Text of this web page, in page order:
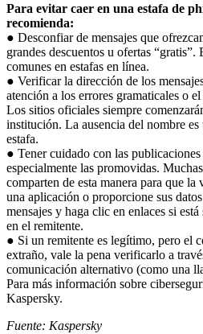
Para evitar caer en una estafa de
recomienda:
● Desconfiar de mensajes que
grandes descuentos u ofertas “gratis”.
comunes en estafas en línea.
● Verificar la dirección de los
atención a los errores gramaticales o
Los sitios oficiales siempre
institución. La ausencia del nombre
estafa.
● Tener cuidado con las publicaciones
especialmente las promovidas.
comparten de esta manera para que
una aplicación o proporcione sus
mensajes y haga clic en enlaces si
en el remitente.
● Si un remitente es legítimo, pero el
extraño, vale la pena verificarlo a
comunicación alternativo (como una
Para más información sobre
Kaspersky.
Fuente: Kaspersky